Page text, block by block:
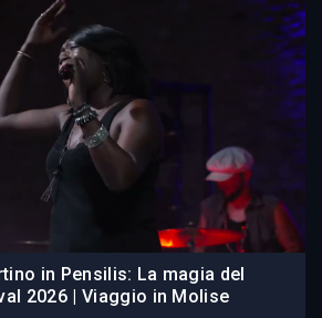
in Pensilis: La magia del
2026 | Viaggio in Molise